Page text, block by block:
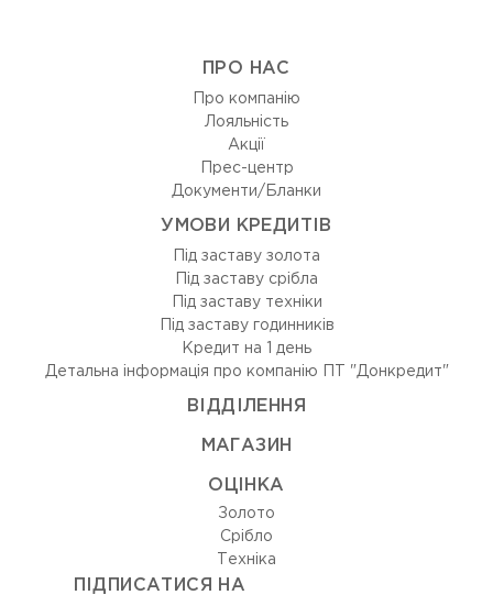
ПРО НАС
Про компанію
Лояльність
Акції
Прес-центр
Документи/Бланки
УМОВИ КРЕДИТІВ
Під заставу золота
Під заставу срібла
Під заставу техніки
Під заставу годинників
Кредит на 1 день
Детальна інформація про компанію ПТ "Донкредит"
ВIДДIЛЕННЯ
МАГАЗИН
ОЦIНКА
Золото
Срiбло
Технiка
ПІДПИСАТИСЯ НА